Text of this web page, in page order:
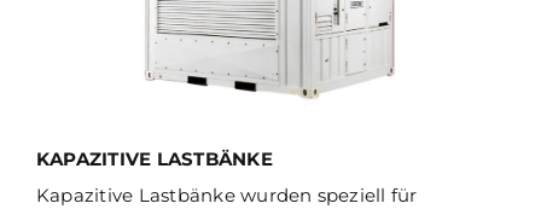
KAPAZITIVE LASTBÄNKE
Kapazitive Lastbänke wurden speziell für